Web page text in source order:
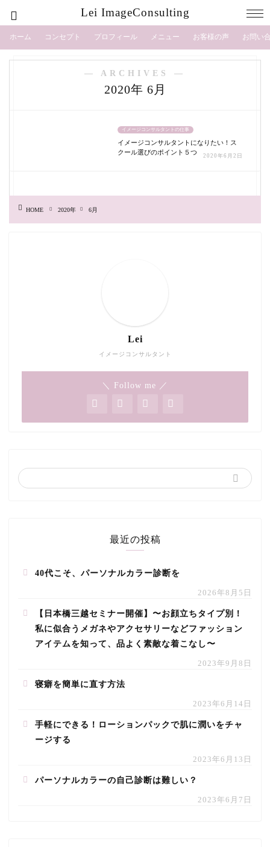
Lei ImageConsulting
ホーム コンセプト プロフィール メニュー お客様の声 お問い
― ARCHIVES ―
2020年 6月
イメージコンサルタントの仕事
イメージコンサルタントになりたい！ス
クール選びのポイント５つ
2020年6月2日
HOME 2020年 6月
イメージコンサルタント
Lei
＼ Follow me ／
最近の投稿
40代こそ、パーソナルカラー診断を
2026年8月5日
【日本橋三越セミナー開催】〜お顔立ちタイプ別！
私に似合うメガネやアクセサリーなどファッション
アイテムを知って、品よく素敵な着こなし〜
2023年9月8日
寝癖を簡単に直す方法
2023年6月14日
手軽にできる！ローションパックで肌に潤いをチャ
ージする
2023年6月13日
パーソナルカラーの自己診断は難しい？
2023年6月7日